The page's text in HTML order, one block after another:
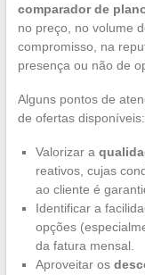
comparador de
no preço, no volume
compromisso, na
presença ou não de
Alguns pontos de
de ofertas disponíveis:
Valorizar a
reativos, cujas
ao cliente é
Identificar a
opções
da fatura mensal.
Aproveitar os